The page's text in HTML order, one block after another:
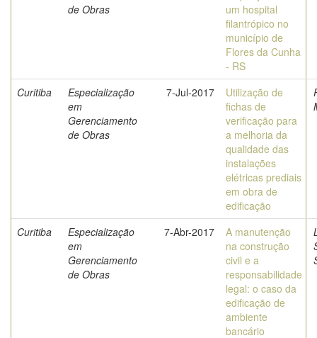
de Obras
um hospital
filantrópico no
município de
Flores da Cunha
- RS
Curitiba
Especialização
em
Gerenciamento
de Obras
7-Jul-2017
Utilização de
fichas de
verificação para
a melhoria da
qualidade das
instalações
elétricas prediais
em obra de
edificação
Curitiba
Especialização
em
Gerenciamento
de Obras
7-Abr-2017
A manutenção
na construção
civil e a
responsabilidade
legal: o caso da
edificação de
ambiente
bancário